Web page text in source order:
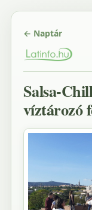
← Naptár
Salsa-
víztározó